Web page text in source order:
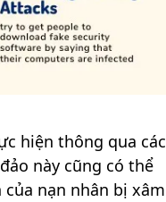
hiện thông qua các
này cũng có thể
nạn nhân bị xâm